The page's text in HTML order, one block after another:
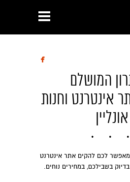

המושלם
אינטרנט וחנות
אונליין
לכם להקים אתר אינטרנט
בשבילכם, במחירים נוחים.